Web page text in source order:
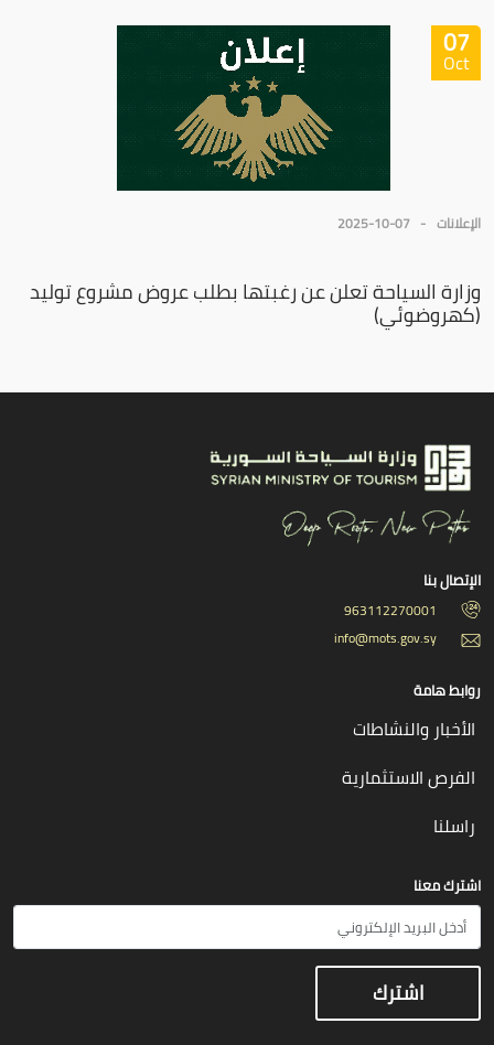
07
Oct
الإعلانات 2025-10-07
وزارة السياحة تعلن عن رغبتها بطلب عروض مشروع توليد
(كهروضوئي)
الإتصال بنا
963112270001
info@mots.gov.sy
روابط هامة
الأخبار والنشاطات
الفرص الاستثمارية
راسلنا
اشترك معنا